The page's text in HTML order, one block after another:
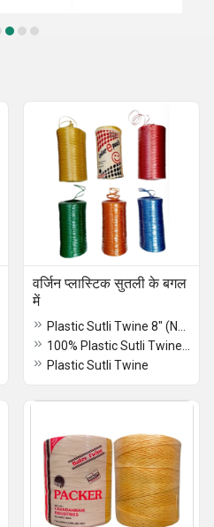
वर्जिन प्लास्टिक सुतली के बगल
में
Plastic Sutli Twine